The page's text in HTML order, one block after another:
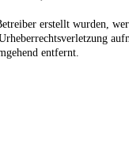
erstellt wurden,
entfernt.